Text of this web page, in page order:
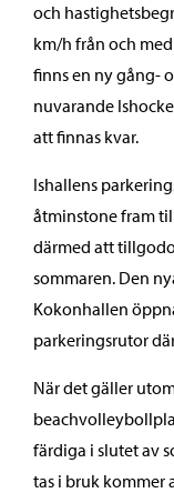
och
km/h från och
finns en ny gång-
nuvarande
att finnas kvar.
Ishallens
åtminstone fram
därmed att
sommaren. Den
Kokonhallen
parkeringsrutor
När det gäller
färdiga i slutet av
tas i bruk kommer